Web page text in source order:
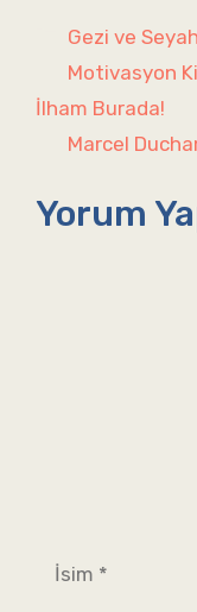
Kategoriler
Gezi ve
Motivasyon
İlham Burada!
Marcel
Yorum
İsim